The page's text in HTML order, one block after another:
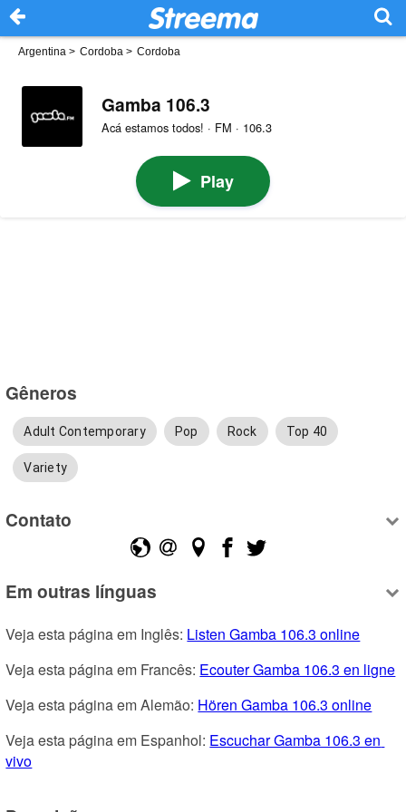
Argentina > Cordoba > Cordoba
Gamba 106.3
Acá estamos todos! · FM · 106.3
Play
Gêneros
Adult Contemporary Pop Rock Top 40
Variety
Contato
Em outras línguas
Veja esta página em Inglês: Listen Gamba 106.3 online
Veja esta página em Francês: Ecouter Gamba 106.3 en ligne
Veja esta página em Alemão: Hören Gamba 106.3 online
Veja esta página em Espanhol: Escuchar Gamba 106.3 en
vivo